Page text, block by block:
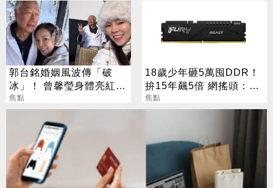
郭台銘婚姻風波傳「破
冰」！ 曾馨瑩身體亮紅燈
18年婚姻驚傳出現轉機
焦點
18歲少年砸5萬囤DDR！
拚15年飆5倍 網搖頭：會
報廢
焦點